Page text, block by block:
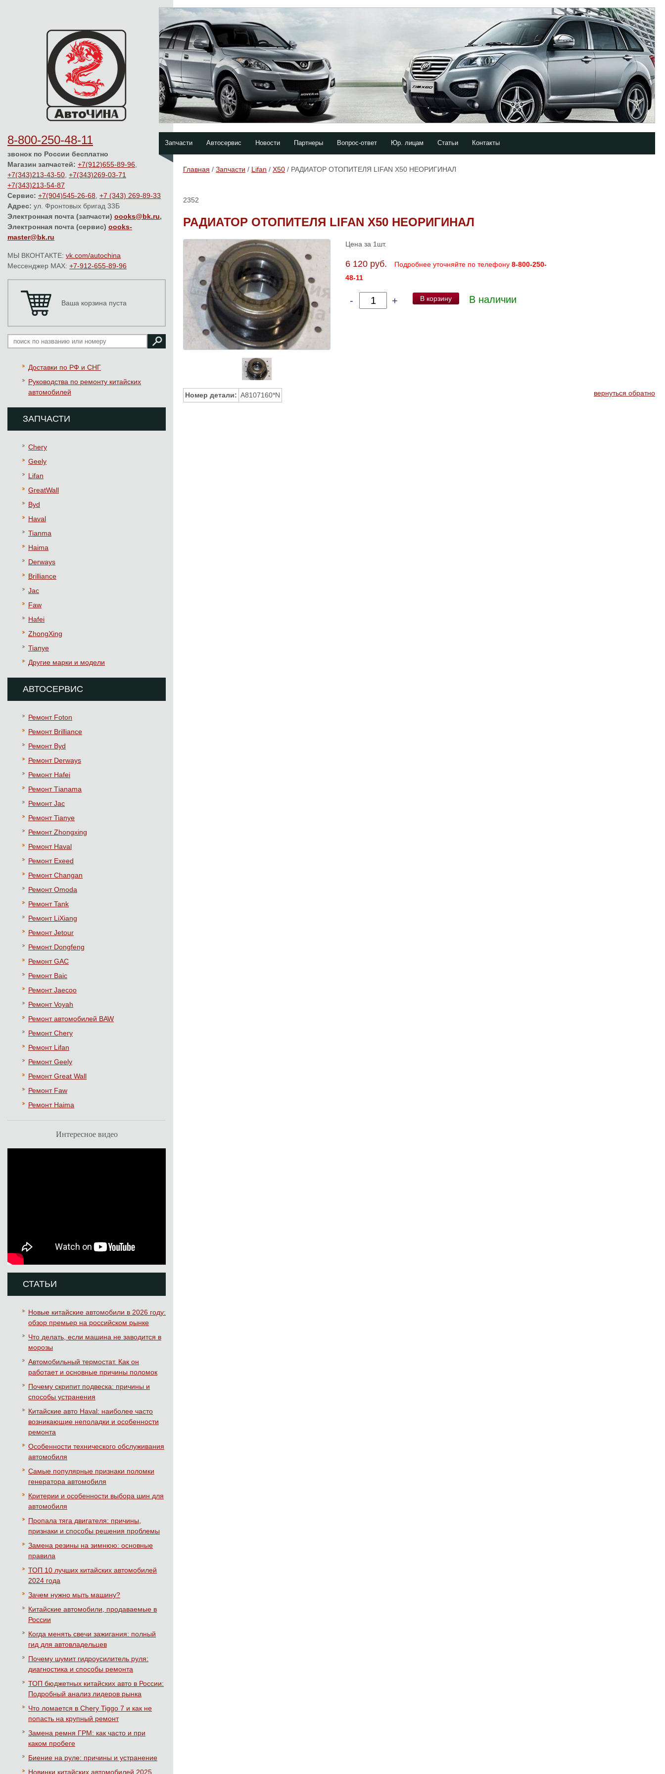
8-800-250-48-11
звонок по России бесплатно
Магазин запчастей: +7(912)655-89-96
+7(343)213-43-50 +7(343)269-03-71
+7(343)213-54-87
Сервис: +7(904)545-26-68 +7 (343) 269-89-33
Адрес: ул. Фронтовых бригад 33Б
Электронная почта (запчасти) oooks@bk.ru,
Электронная почта (сервис) oooks-
master@bk.ru
МЫ ВКОНТАКТЕ: vk.com/autochina
Мессенджер MAX: +7-912-655-89-96
Ваша корзина пуста
Доставки по РФ и СНГ
Руководства по ремонту китайских
автомобилей
ЗАПЧАСТИ
Chery
Geely
Lifan
GreatWall
Byd
Haval
Tianma
Haima
Derways
Brilliance
Jac
Faw
Hafei
ZhongXing
Tianye
Другие марки и модели
АВТОСЕРВИС
Ремонт Foton
Ремонт Brilliance
Ремонт Byd
Ремонт Derways
Ремонт Hafei
Ремонт Тianama
Ремонт Jac
Ремонт Tianye
Ремонт Zhongxing
Ремонт Haval
Ремонт Exeed
Ремонт Changan
Ремонт Omoda
Ремонт Tank
Ремонт LiXiang
Ремонт Jetour
Ремонт Dongfeng
Ремонт GAC
Ремонт Baic
Ремонт Jaecoo
Ремонт Voyah
Ремонт автомобилей BAW
Ремонт Chery
Ремонт Lifan
Ремонт Geely
Ремонт Great Wall
Ремонт Faw
Ремонт Haima
Интересное видео
СТАТЬИ
Новые китайские автомобили в 2026 году:
обзор премьер на российском рынке
Что делать, если машина не заводится в
морозы
Автомобильный термостат. Как он
работает и основные причины поломок
Почему скрипит подвеска: причины и
способы устранения
Китайские авто Haval: наиболее часто
возникающие неполадки и особенности
ремонта
Особенности технического обслуживания
автомобиля
Самые популярные признаки поломки
генератора автомобиля
Критерии и особенности выбора шин для
автомобиля
Пропала тяга двигателя: причины,
признаки и способы решения проблемы
Замена резины на зимнюю: основные
правила
ТОП 10 лучших китайских автомобилей
2024 года
Зачем нужно мыть машину?
Китайские автомобили, продаваемые в
России
Когда менять свечи зажигания: полный
гид для автовладельцев
Почему шумит гидроусилитель руля:
диагностика и способы ремонта
ТОП бюджетных китайских авто в России:
Подробный анализ лидеров рынка
Что ломается в Chery Tiggo 7 и как не
попасть на крупный ремонт
Замена ремня ГРМ: как часто и при
каком пробеге
Биение на руле: причины и устранение
Новинки китайских автомобилей 2025
Запчасти Автосервис Новости Партнеры Вопрос-ответ Юр. лицам Статьи Контакты
Главная / Запчасти / Lifan / X50 / РАДИАТОР ОТОПИТЕЛЯ LIFAN X50 НЕОРИГИНАЛ
2352
РАДИАТОР ОТОПИТЕЛЯ LIFAN X50 НЕОРИГИНАЛ
Цена за 1шт.
6 120 руб. Подробнее уточняйте по телефону 8-800-250-
48-11
- + В корзину В наличии
Номер детали: A8107160*N вернуться обратно